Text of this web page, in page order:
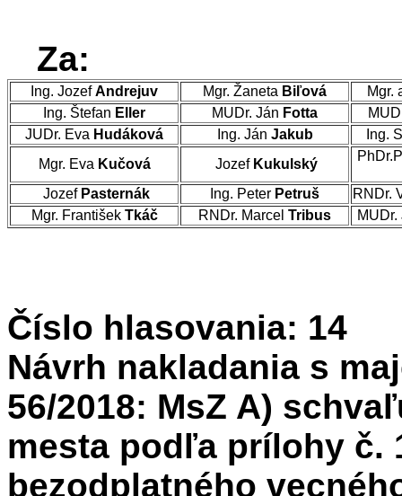
Za:
Ing. JozefAndrejuv Mgr. Žaneta Biľová
Mgr.
Ing. Štefan Eller MUDr. Ján Fotta
JUDr. Eva Hudáková Ing. Ján Jakub
Ing.
Mgr. Eva Kučová Jozef Kukulský
Jozef Pasternák Ing. Peter Petruš
RNDr.
Mgr. František Tkáč RNDr. Marcel Tribus
Číslo hlasovania: 14
Návrh nakladania s
56/2018: MsZ A)
mesta podľa prílohy č.
bezodplatného